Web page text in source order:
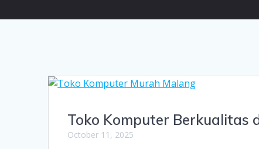
Toko Komputer Berkualitas
October 11, 2025